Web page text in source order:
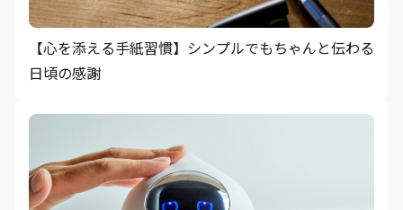
【心を添える手紙習慣】シンプルでもちゃんと伝わる
日頃の感謝